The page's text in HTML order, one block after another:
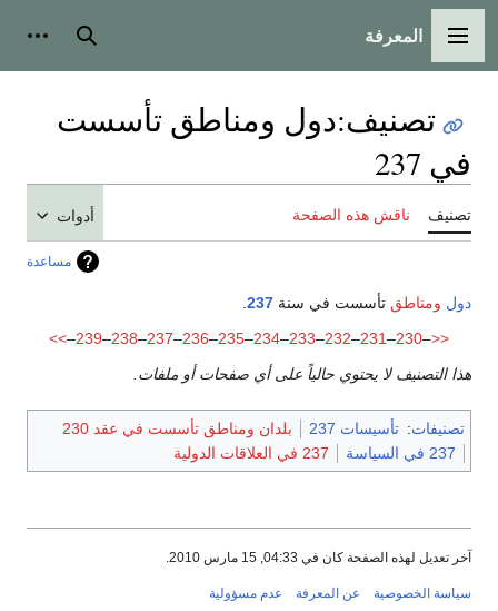
القائمة الرئيسية
المعرفة بحث
تصنيف:دول ومناطق تأسست
في 237
تصنيف ناقش هذه الصفحة أدوات
مساعدة
دول ومناطق تأسست في سنة 237
<<
–
230
–
231
–
232
–
233
–
234
–
235
–
236
–
237
–
238
–
239
–
>>
هذا التصنيف لا يحتوي حالياً على أي صفحات أو ملفات.
تصنيفات: تأسيسات 237
بلدان ومناطق تأسست في عقد 230
237 في السياسة
237 في العلاقات الدولية
آخر تعديل لهذه الصفحة كان في 04:33, 15 مارس 2010.
سياسة الخصوصية عن المعرفة عدم مسؤولية